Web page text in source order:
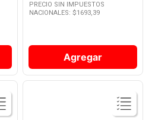
PRECIO SIN IMPUESTOS
NACIONALES: $1693,39
Agregar